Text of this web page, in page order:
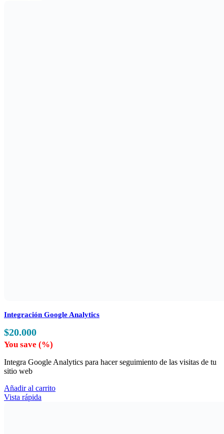
Integración Google Analytics
$20.000
You save (%)
Integra Google Analytics para hacer seguimiento de las visitas de tu
sitio web
Añadir al carrito
Vista rápida